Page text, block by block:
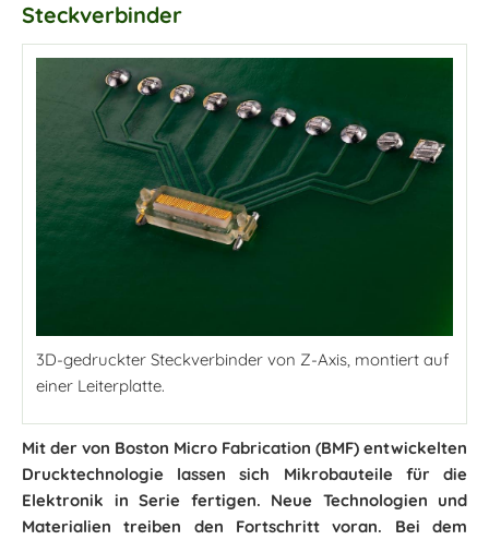
Steckverbinder
3D-gedruckter Steckverbinder von Z-Axis, montiert auf
einer Leiterplatte.
Mit der von Boston Micro Fabrication (BMF) entwickelten
Drucktechnologie lassen sich Mikrobauteile für die
Elektronik in Serie fertigen. Neue Technologien und
Materialien treiben den Fortschritt voran. Bei dem